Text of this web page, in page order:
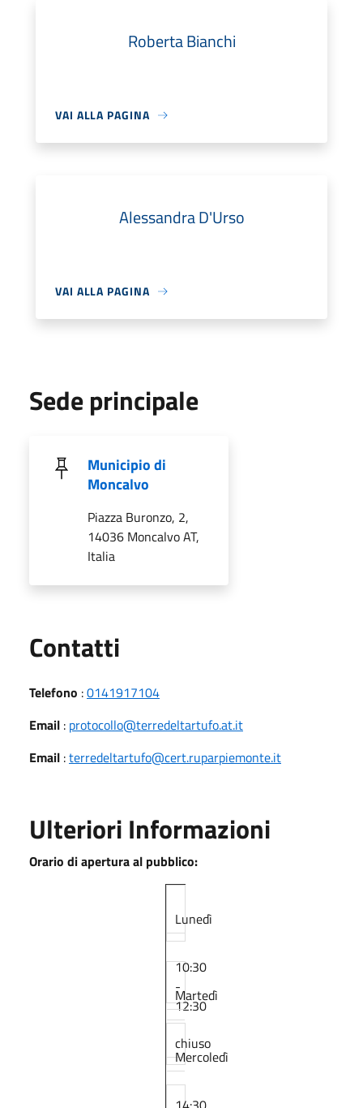
Roberta Bianchi
VAI ALLA PAGINA
Alessandra D'Urso
VAI ALLA PAGINA
Sede principale
Municipio di
Moncalvo
Piazza Buronzo, 2,
14036 Moncalvo AT,
Italia
Contatti
Telefono :0141917104
Email : protocollo@terredeltartufo.at.it
Email :terredeltartufo@cert.ruparpiemonte.it
Ulteriori Informazioni
Orario di apertura al pubblico:
Lunedì
10:30
-
12:30
Martedì
chiuso
Mercoledì